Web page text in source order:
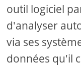
outil logiciel
d'analyser
via ses
données qu'il